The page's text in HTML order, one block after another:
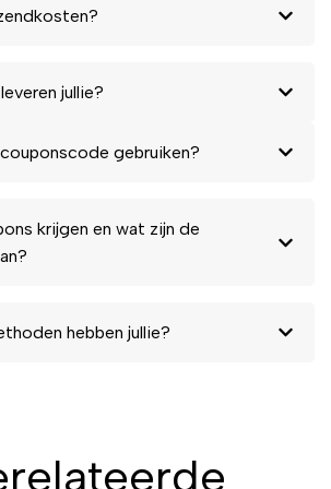
jullie?
gebruiken?
krijgen en wat zijn de
hebben jullie?